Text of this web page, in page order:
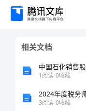
人
相关文档
1阅读 0收藏
3阅读 0收藏